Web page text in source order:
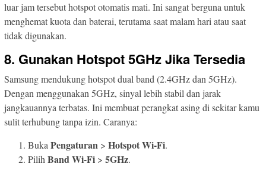
luar jam tersebut hotspot otomatis mati. Ini sangat berguna untuk
menghemat kuota dan baterai, terutama saat malam hari atau saat
tidak digunakan.
8. Gunakan Hotspot 5GHz Jika Tersedia
Samsung mendukung hotspot dual band (2.4GHz dan 5GHz).
Dengan menggunakan 5GHz, sinyal lebih stabil dan jarak
jangkauannya terbatas. Ini membuat perangkat asing di sekitar kamu
sulit terhubung tanpa izin. Caranya:
Buka Pengaturan > Hotspot Wi-Fi.
Pilih Band Wi-Fi > 5GHz.